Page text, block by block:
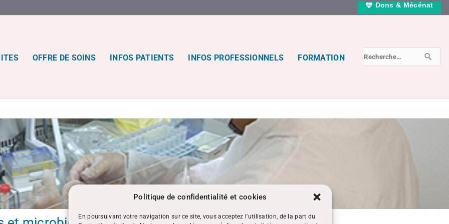
Politique de confidentialité et cookies
En poursuivant votre navigation sur ce site, vous acceptez l'utilisation, de la part du
15 (SAMU) ou le
(NuméroEuropéen)
vous serez redirigé
vers notre service.
Ouvert 24h/24h,
7j/7
Dons & Mécénat
OFFRE DE SOINS INFOS PATIENTS INFOS PROFESSIONNELS FORMATION RECHERCHER :